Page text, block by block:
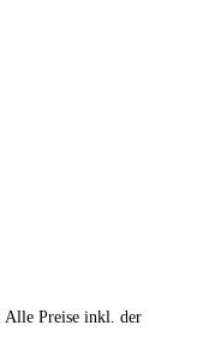
Alle Preise inkl. der